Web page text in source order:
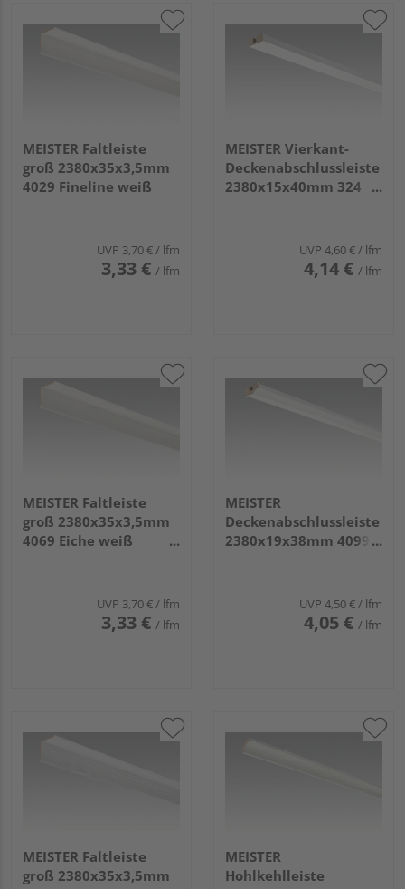
MEISTER Faltleiste
groß 2380x35x3,5mm
4029 Fineline weiß
UVP 3,70 €/ lfm
3,33 € / lfm
MEISTER Vierkant-
Deckenabschlussleiste
2380x15x40mm 324
UVP 4,60 €/ lfm
4,14 € / lfm
MEISTER Faltleiste
groß 2380x35x3,5mm
4069 Eiche weiß
UVP 3,70 €/ lfm
3,33 € / lfm
MEISTER
Deckenabschlussleiste
2380x19x38mm 4099
UVP 4,50 €/ lfm
4,05 € / lfm
MEISTER Faltleiste
groß 2380x35x3,5mm
MEISTER
Hohlkehlleiste